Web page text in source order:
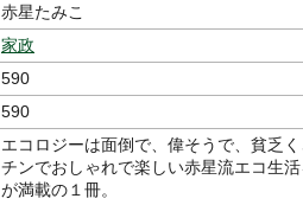
赤星たみこ
家政
590
590
エコロジーは面倒で、偉そうで、貧乏
チンでおしゃれで楽しい赤星流エコ生
が満載の１冊。